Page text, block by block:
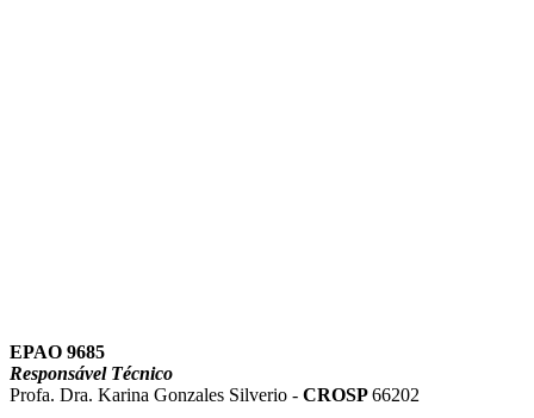
EPAO 9685
Responsável Técnico
Profa. Dra. Karina Gonzales Silverio - CROSP66202